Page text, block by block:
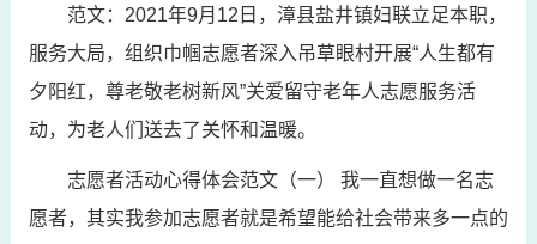
范文：2021年9月12日，漳县盐井镇妇联立足本职，
服务大局，组织巾帼志愿者深入吊草眼村开展“人生都有
夕阳红，尊老敬老树新风”关爱留守老年人志愿服务活
动，为老人们送去了关怀和温暖。
志愿者活动心得体会范文（一） 我一直想做一名志
愿者，其实我参加志愿者就是希望能给社会带来多一点的